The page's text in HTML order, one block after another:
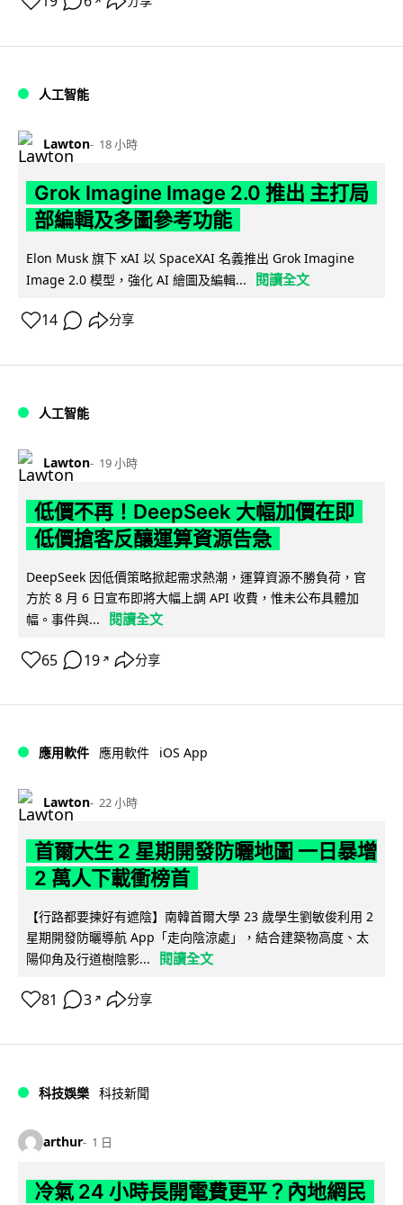
人工智能
Lawton 18 小時
Grok Imagine Image 2.0 推出 主打局
部編輯及多圖參考功能
Elon Musk 旗下 xAI 以 SpaceXAI 名義推出 Grok Imagine
Image 2.0 模型，強化 AI 繪圖及編輯...
閱讀全文
14 分享
人工智能
Lawton 19 小時
低價不再！DeepSeek 大幅加價在即
低價搶客反釀運算資源告急
DeepSeek 因低價策略掀起需求熱潮，運算資源不勝負荷，官
方於 8 月 6 日宣布即將大幅上調 API 收費，惟未公布具體加
幅。事件與...
閱讀全文
65 19 ↗ 分享
應用軟件 應用軟件 iOS App
Lawton 22 小時
首爾大生 2 星期開發防曬地圖 一日暴增
2 萬人下載衝榜首
【行路都要揀好有遮陰】南韓首爾大學 23 歲學生劉敏俊利用 2
星期開發防曬導航 App「走向陰涼處」，結合建築物高度、太
陽仰角及行道樹陰影...
閱讀全文
81 3 ↗ 分享
科技娛樂 科技新聞
arthur 1 日
冷氣 24 小時長開電費更平？內地網民